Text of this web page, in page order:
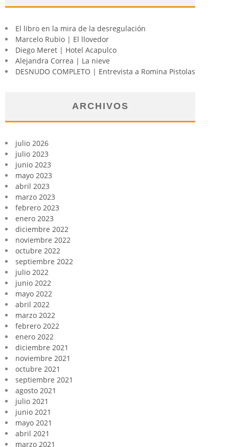
El libro en la mira de la desregulación
Marcelo Rubio | El llovedor
Diego Meret | Hotel Acapulco
Alejandra Correa | La nieve
DESNUDO COMPLETO | Entrevista a Romina Pistolas
ARCHIVOS
julio 2026
julio 2023
junio 2023
mayo 2023
abril 2023
marzo 2023
febrero 2023
enero 2023
diciembre 2022
noviembre 2022
octubre 2022
septiembre 2022
julio 2022
junio 2022
mayo 2022
abril 2022
marzo 2022
febrero 2022
enero 2022
diciembre 2021
noviembre 2021
octubre 2021
septiembre 2021
agosto 2021
julio 2021
junio 2021
mayo 2021
abril 2021
marzo 2021